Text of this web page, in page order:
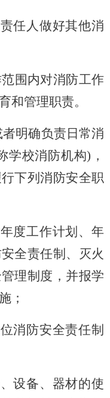
任人做好其他消
围内对消防工作
和管理职责。
明确负责日常消
学校消防机构)，
下列消防安全职
度工作计划、年
全责任制、灭火
理制度，并报学
；
消防安全责任制
设备、器材的使